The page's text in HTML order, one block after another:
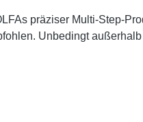
präziser Multi-Step-
Unbedingt